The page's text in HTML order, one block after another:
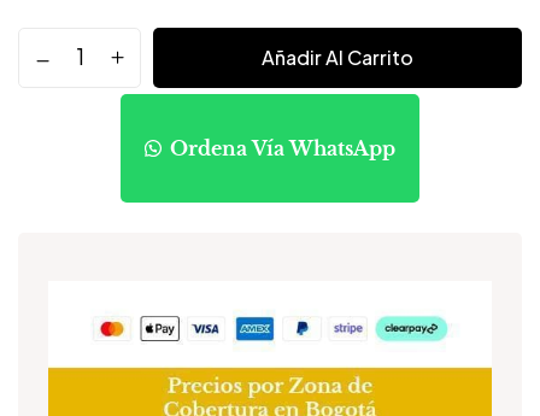
Añadir Al Carrito
Ordena Vía WhatsApp